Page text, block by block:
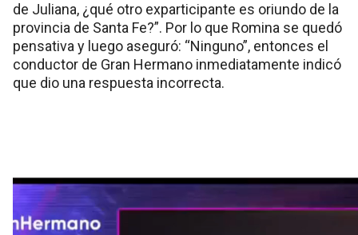
de Juliana, ¿qué otro exparticipante es oriundo de la
provincia de Santa Fe?”. Por lo que Romina se quedó
pensativa y luego aseguró: “Ninguno”, entonces el
conductor de Gran Hermano inmediatamente indicó
que dio una respuesta incorrecta.